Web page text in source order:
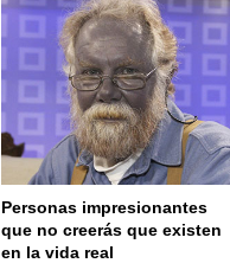
Personas impresionantes
que no creerás que existen
en la vida real